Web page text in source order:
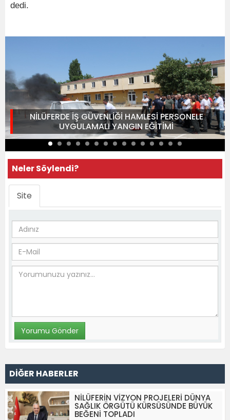
dedi.
NİLÜFERDE İŞ GÜVENLİĞİ HAMLESİ PERSONELE
UYGULAMALI YANGIN EĞİTİMİ
Neler Söylendi?
Site
DİĞER HABERLER
NİLÜFERİN VİZYON PROJELERİ DÜNYA
SAĞLIK ÖRGÜTÜ KÜRSÜSÜNDE BÜYÜK
BEĞENİ TOPLADI